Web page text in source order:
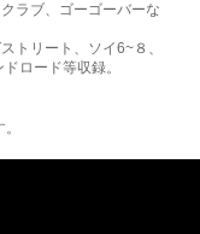
ラブ、ゴーゴーバーな
トリート、ソイ6~８、
ロード等収録。